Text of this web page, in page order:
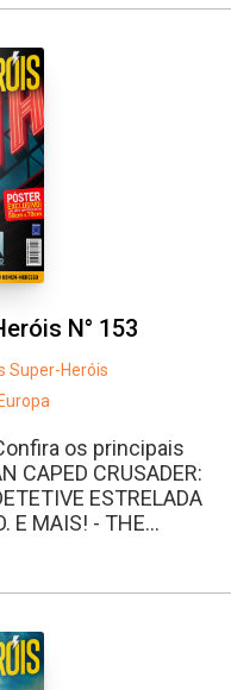
N° 153
Super-Heróis
os principais
CAPED CRUSADER:
ESTRELADA
E MAIS! - THE...